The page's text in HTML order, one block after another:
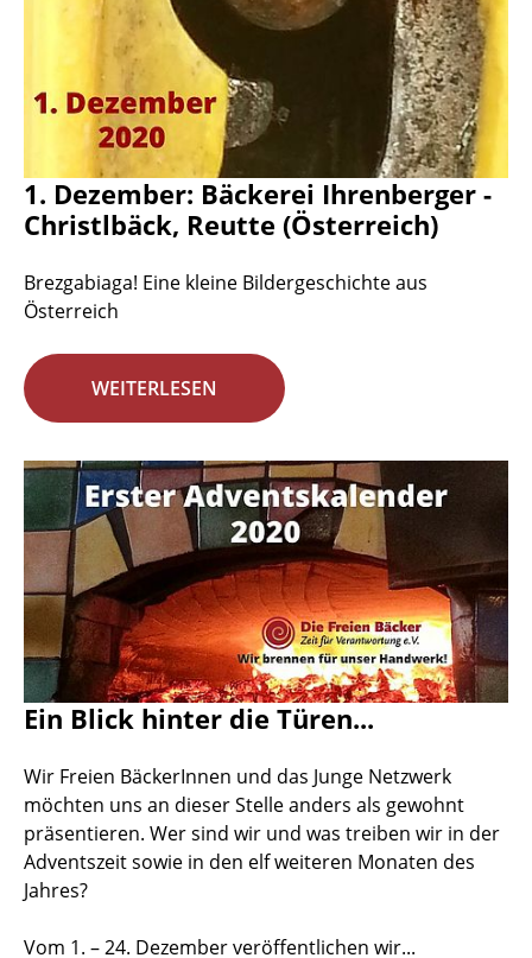
1. Dezember: Bäckerei Ihrenberger -
Christlbäck, Reutte (Österreich)
Brezgabiaga! Eine kleine Bildergeschichte aus
Österreich
WEITERLESEN
Ein Blick hinter die Türen...
Wir Freien BäckerInnen und das Junge Netzwerk
möchten uns an dieser Stelle anders als gewohnt
präsentieren. Wer sind wir und was treiben wir in der
Adventszeit sowie in den elf weiteren Monaten des
Jahres?
Vom 1. – 24. Dezember veröffentlichen wir...